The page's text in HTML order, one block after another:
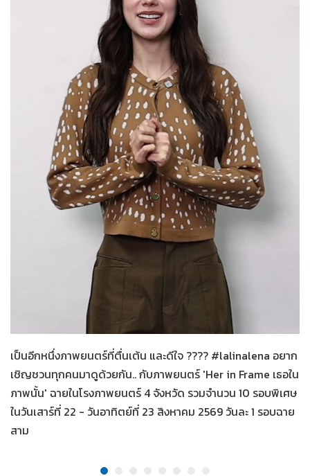
06-08-2569
Her in Frame เธอในภาพนั้น
เป็นอีกหนึ่งภาพยนตร์ที่ตื่นเต้น และดีใจ ???? #lalinalena อยาก
เชิญชวนทุกคนมาดูด้วยกัน.. กับภาพยนตร์ 'Her in Frame เธอใน
ภาพนั้น' ฉายในโรงภาพยนตร์ 4 จังหวัด รวมจำนวน 10 รอบพิเศษ
ในวันเสาร์ที่ 22 - วันอาทิตย์ที่ 23 สิงหาคม 2569 วันละ 1 รอบฉาย
สาม